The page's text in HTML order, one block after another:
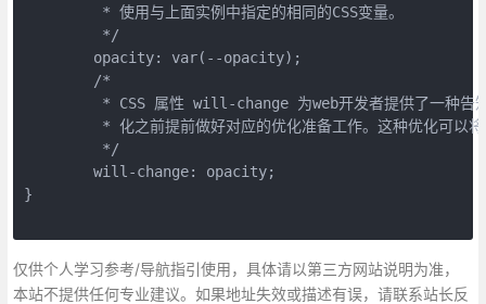
* 化之前提前做好对应的优化准备工作。这种优化可以
}
仅供个人学习参考/导航指引使用，具体请以第三方网站说明为准，
本站不提供任何专业建议。如果地址失效或描述有误，请联系站长反